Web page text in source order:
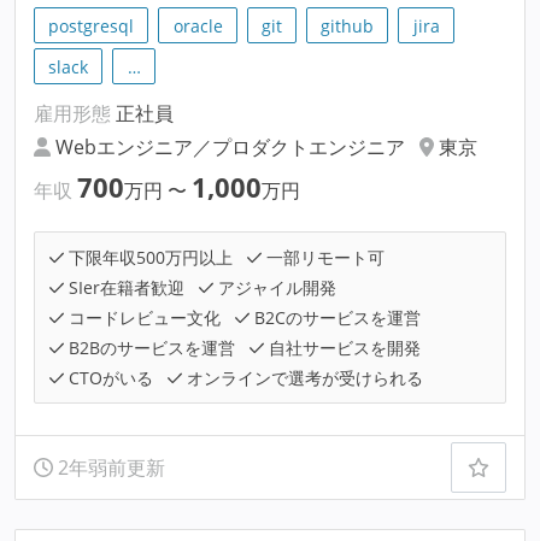
postgresql oracle git github
jira
slack
…
雇用形態 正社員
Webエンジニア／プロダクトエンジニア
東京
年収 700万円 〜 1,000万円
下限年収500万円以上
一部リモート可
SIer在籍者歓迎
アジャイル開発
コードレビュー文化
B2Cのサービスを運営
B2Bのサービスを運営
自社サービスを開発
CTOがいる
オンラインで選考が受けられる
2年弱前更新